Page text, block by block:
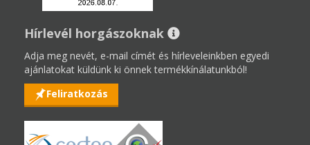
Hírlevél horgászoknak
Adja meg nevét, e-mail címét és hírleveleinkben egyedi
ajánlatokat küldünk ki önnek termékkínálatunkból!
Feliratkozás